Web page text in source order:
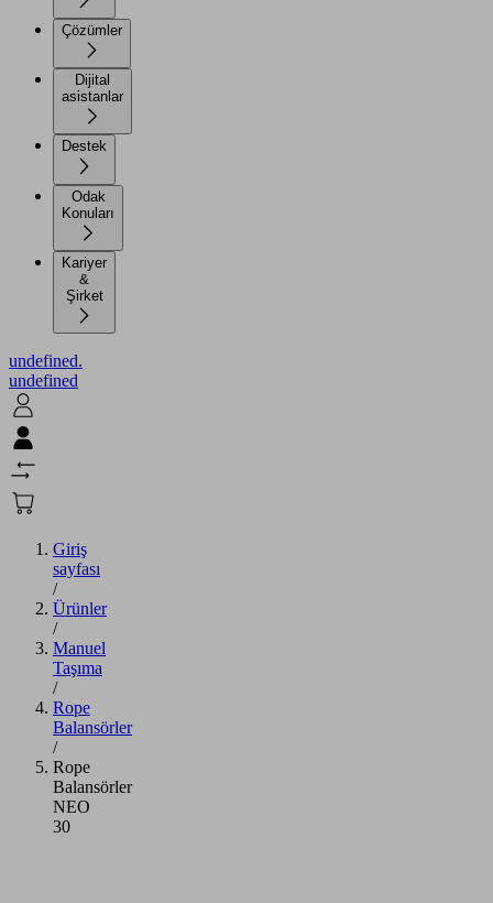
Çözümler
Dijital
asistanlar
Destek
Odak
Konuları
Kariyer
&
Şirket
undefined.
undefined
Giriş
sayfası
/
Ürünler
/
Manuel
Taşıma
/
Rope
Balansörler
/
Rope
Balansörler
NEO
30